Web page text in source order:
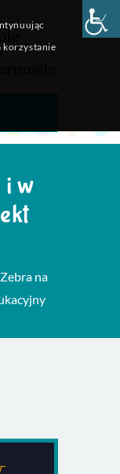
i w
na
korzystanie